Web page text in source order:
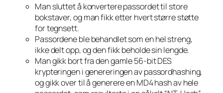
Man sluttet å konvertere passordet til store
bokstaver, og man fikk etter hvert større støtte
for tegnsett.
Passordene ble behandlet som en hel streng,
ikke delt opp, og den fikk beholde sin lengde.
Man gikk bort fra den gamle 56-bit DES
krypteringen i genereringen av passordhashing,
og gikk over til å generere en MD4 hash av hele